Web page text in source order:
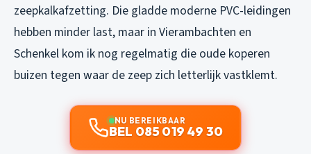
zeepkalkafzetting. Die gladde moderne PVC-leidingen
hebben minder last, maar in Vierambachten en
Schenkel kom ik nog regelmatig die oude koperen
buizen tegen waar de zeep zich letterlijk vastklemt.
NU BEREIKBAAR
BEL 085 019 49 30